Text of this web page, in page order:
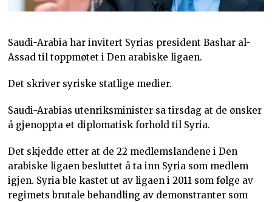
Saudi-Arabia har invitert Syrias president Bashar al-
Assad til toppmøtet i Den arabiske ligaen.
Det skriver syriske statlige medier.
Saudi-Arabias utenriksminister sa tirsdag at de ønsker
å gjenoppta et diplomatisk forhold til Syria.
Det skjedde etter at de 22 medlemslandene i Den
arabiske ligaen besluttet å ta inn Syria som medlem
igjen. Syria ble kastet ut av ligaen i 2011 som følge av
regimets brutale behandling av demonstranter som